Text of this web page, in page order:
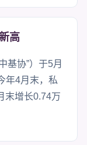
高
基协”）于5月
年4月末，私
末增长0.74万